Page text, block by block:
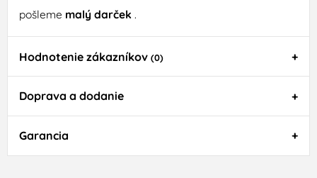
pošleme malý darček .
Hodnotenie zákazníkov (0)
Doprava a dodanie
Garancia